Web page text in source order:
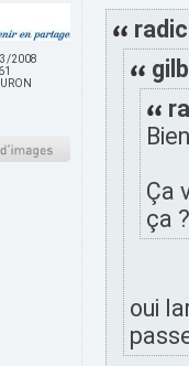
2008
Ça
ça ?
oui